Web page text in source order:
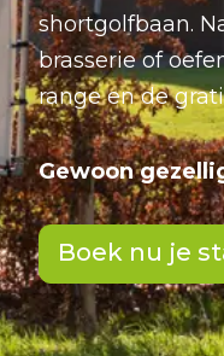
shortgolfbaan.
brasserie of
range en de
Gewoon
Boek nu je